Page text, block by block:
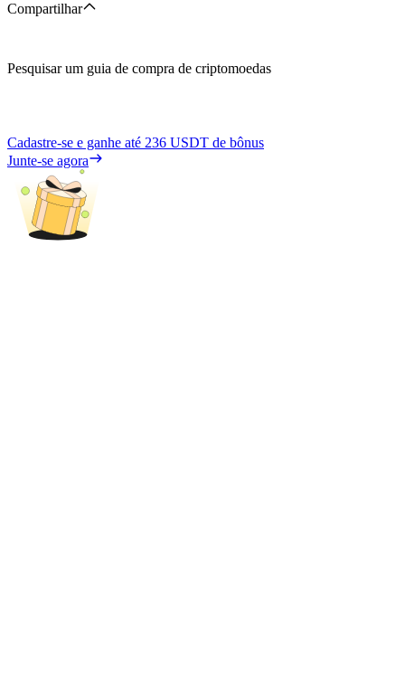
Compartilhar
Pesquisar um guia de compra de criptomoedas
Cadastre-se e ganhe até 236 USDT de bônus
Junte-se agora